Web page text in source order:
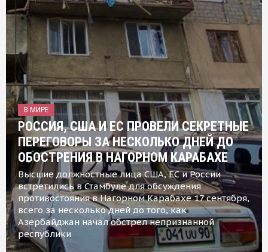
В МИРЕ
РОССИЯ, США И ЕС ПРОВЕЛИ СЕКРЕТНЫЕ
ПЕРЕГОВОРЫ ЗА НЕСКОЛЬКО ДНЕЙ ДО
ОБОСТРЕНИЯ В НАГОРНОМ КАРАБАХЕ
Высшие должностные лица США, ЕС и России
встретились в Стамбуле для обсуждения
противостояния в Нагорном Карабахе 17 сентября,
всего за несколько дней до того, как
Азербайджан начал обстрел непризнанной
республики